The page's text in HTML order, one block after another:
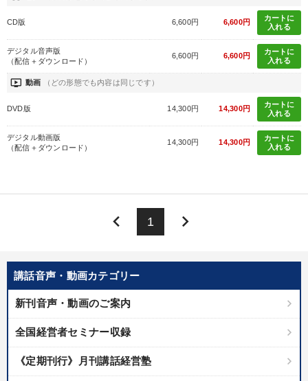
講話音声・動画カテゴリー
新刊音声・動画のご案内
全国経営者セミナー収録
《定期刊行》月刊講話経営塾
CD版 6,600円 6,600円
カートに
入れる
デジタル音声版
（配信＋ダウンロード）
6,600円 6,600円
カートに
入れる
ondemand_video 動画 （どの形態でも内容は同じです）
DVD版 14,300円 14,300円
カートに
入れる
デジタル動画版
（配信＋ダウンロード）
14,300円 14,300円
カートに
入れる
keyboard_arrow_left 1 keyboard_arrow_right